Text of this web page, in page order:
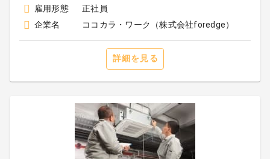
雇用形態
正社員
企業名
ココカラ・ワーク（株式会社foredge）
詳細を見る